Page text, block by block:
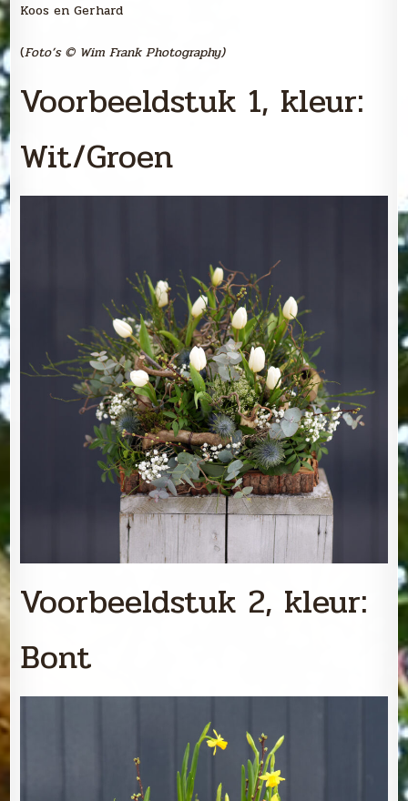
Koos en Gerhard
(Foto’s © Wim Frank Photography)
Voorbeeldstuk 1, kleur:
Wit/Groen
Voorbeeldstuk 2, kleur:
Bont